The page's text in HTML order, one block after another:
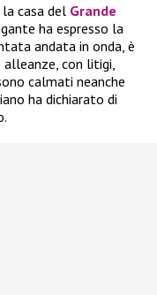
casa del Grande
ha espresso la
andata in onda, è
con litigi,
calmati neanche
ha dichiarato di